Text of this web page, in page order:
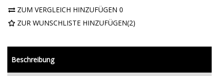
ZUM VERGLEICH HINZUFÜGEN 0
ZUR WUNSCHLISTE HINZUFÜGEN(2)
Beschreibung